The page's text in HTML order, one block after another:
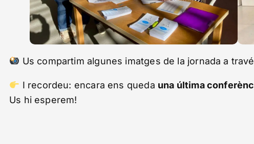
Us compartim algunes imatges de la jornada a
I recordeu: encara ens queda una última
Us hi esperem!